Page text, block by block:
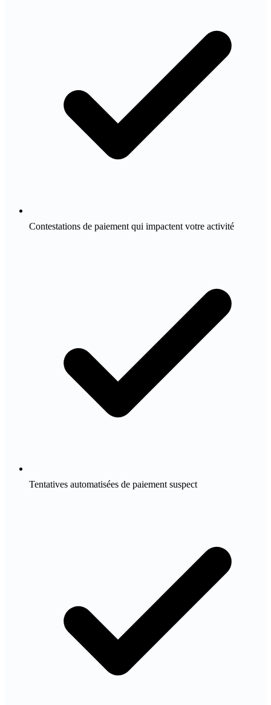
Contestations de paiement qui impactent votre activité
Tentatives automatisées de paiement suspect